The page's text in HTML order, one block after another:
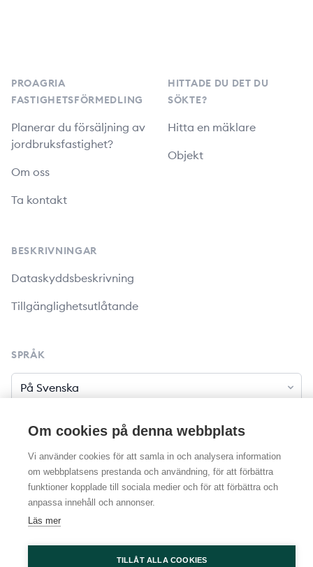
PROAGRIA
FASTIGHETSFÖRMEDLING
Planerar du försäljning av
jordbruksfastighet?
Om oss
Ta kontakt
BESKRIVNINGAR
Dataskyddsbeskrivning
Tillgänglighetsutlåtande
HITTADE DU DET DU
SÖKTE?
Hitta en mäklare
Objekt
SPRÅK
Språk
© 2026 Maaseutukiinteistöt. Alla rättigheter
reserverade
Om cookies på denna webbplats
Vi använder cookies för att samla in och analysera information
om webbplatsens prestanda och användning, för att förbättra
funktioner kopplade till sociala medier och för att förbättra och
anpassa innehåll och annonser.
Läs mer
TILLÅT ALLA COOKIES